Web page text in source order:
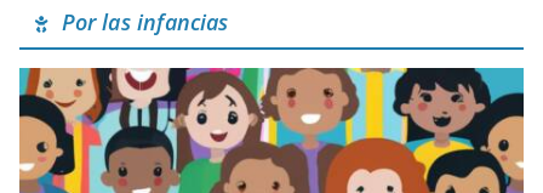
Por las infancias